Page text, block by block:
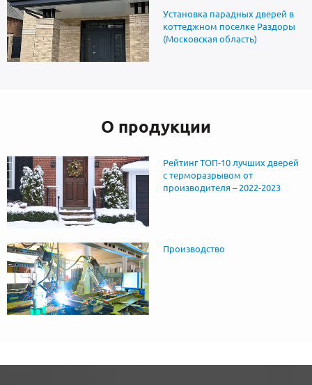
Установка парадных дверей в
коттеджном поселке Раздоры
(Московская область)
О продукции
Рейтинг ТОП-10 лучших дверей
с терморазрывом от
производителя – 2022-2023
Производство